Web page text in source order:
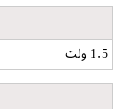
1.5 ولت